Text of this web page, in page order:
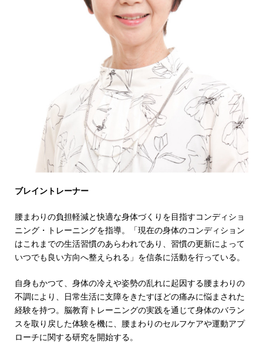
ブレイントレーナー
腰まわりの負担軽減と快適な身体づくりを目指すコンディショ
ニング・トレーニングを指導。「現在の身体のコンディション
はこれまでの生活習慣のあらわれであり、習慣の更新によって
いつでも良い方向へ整えられる」を信条に活動を行っている。
自身もかつて、身体の冷えや姿勢の乱れに起因する腰まわりの
不調により、日常生活に支障をきたすほどの痛みに悩まされた
経験を持つ。脳教育トレーニングの実践を通じて身体のバラン
スを取り戻した体験を機に、腰まわりのセルフケアや運動アプ
ローチに関する研究を開始する。